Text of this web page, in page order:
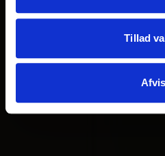
Tillad
Afvis